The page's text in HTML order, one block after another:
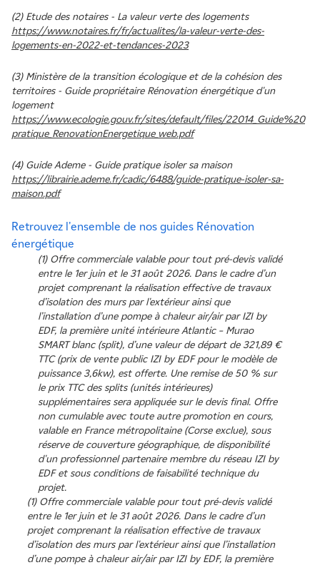
techniques et les différentes solutions existantes.
Ainsi, le conseiller en rénovation énergétique est un
en optimisant votre investissement.
cependant des travaux de rénovation énergétique que
vous pouvez mener dans votre appartement pour en
améliorer la performance : isolation par l'intérieur,
système de chauffage.. Commencez toujours par un audit
énergétique pour avoir un bilan complet et identifier les
sources de déperditions de chaleur.
existent pour vous soutenir dans votre projet de
rénovation énergétique.
dispositifs ainsi que les montants rattachés varient selon
le type de profil du demandeur.
(2) Etude des notaires - La valeur verte des logements
https://www.notaires.fr/fr/actualites/la-valeur-verte-des-
logements-en-2022-et-tendances-2023
(3) Ministère de la transition écologique et de la cohésion des
territoires - Guide propriétaire Rénovation énergétique d'un
logement
https://www.ecologie.gouv.fr/sites/default/files/22014_Guide%20
pratique_RenovationEnergetique_web.pdf
(4) Guide Ademe - Guide pratique isoler sa maison
https://librairie.ademe.fr/cadic/6488/guide-pratique-isoler-sa-
maison.pdf
Retrouvez l'ensemble de nos guides Rénovation
énergétique
(1) Offre commerciale valable pour tout pré-devis validé
entre le 1er juin et le 31 août 2026. Dans le cadre d’un
projet comprenant la réalisation effective de travaux
d’isolation des murs par l'extérieur ainsi que
l’installation d’une pompe à chaleur air/air par IZI by
EDF, la première unité intérieure Atlantic – Murao
SMART blanc (split), d’une valeur de départ de 321,89 €
TTC (prix de vente public IZI by EDF pour le modèle de
puissance 3,6kw), est offerte. Une remise de 50 % sur
le prix TTC des splits (unités intérieures)
supplémentaires sera appliquée sur le devis final. Offre
non cumulable avec toute autre promotion en cours,
valable en France métropolitaine (Corse exclue), sous
réserve de couverture géographique, de disponibilité
d'un professionnel partenaire membre du réseau IZI by
EDF et sous conditions de faisabilité technique du
projet.
(1) Offre commerciale valable pour tout pré-devis validé
entre le 1er juin et le 31 août 2026. Dans le cadre d’un
projet comprenant la réalisation effective de travaux
d’isolation des murs par l'extérieur ainsi que l’installation
d’une pompe à chaleur air/air par IZI by EDF, la première